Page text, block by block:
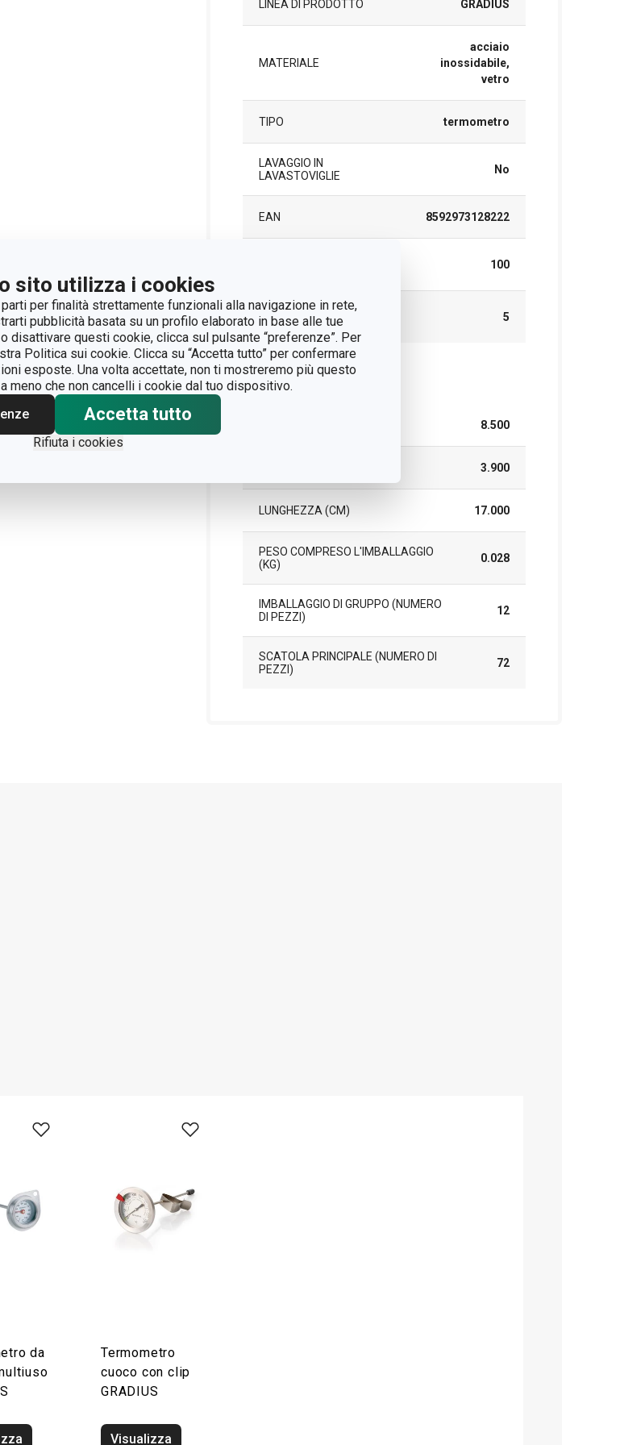
sito utilizza i cookies
per finalità strettamente funzionali alla navigazione in rete,
pubblicità basata su un profilo elaborato in base alle tue
disattivare questi cookie, clicca sul pulsante “preferenze”. Per
Politica sui cookie. Clicca su “Accetta tutto” per confermare
esposte. Una volta accettate, non ti mostreremo più questo
meno che non cancelli i cookie dal tuo dispositivo.
Accetta tutto
Rifiuta i cookies
LINEA DI PRODOTTO GRADIUS
MATERIALE
acciaio
inossidabile,
vetro
TIPO termometro
LAVAGGIO IN
LAVASTOVIGLIE
No
EAN 8592973128222
100
DURATA DELLA
GARANZIA (IN ANNI)
5
Pacchetto
8.500
3.900
LUNGHEZZA (CM) 17.000
PESO COMPRESO L'IMBALLAGGIO
(KG)
0.028
IMBALLAGGIO DI GRUPPO (NUMERO
DI PEZZI)
12
SCATOLA PRINCIPALE (NUMERO DI
PEZZI)
72
da
Termometro
cuoco con clip
GRADIUS
Visualizza